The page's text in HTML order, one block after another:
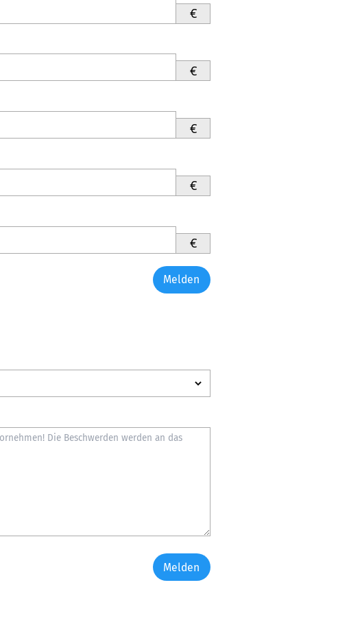
€
€
€
€
€
Melden
Melden